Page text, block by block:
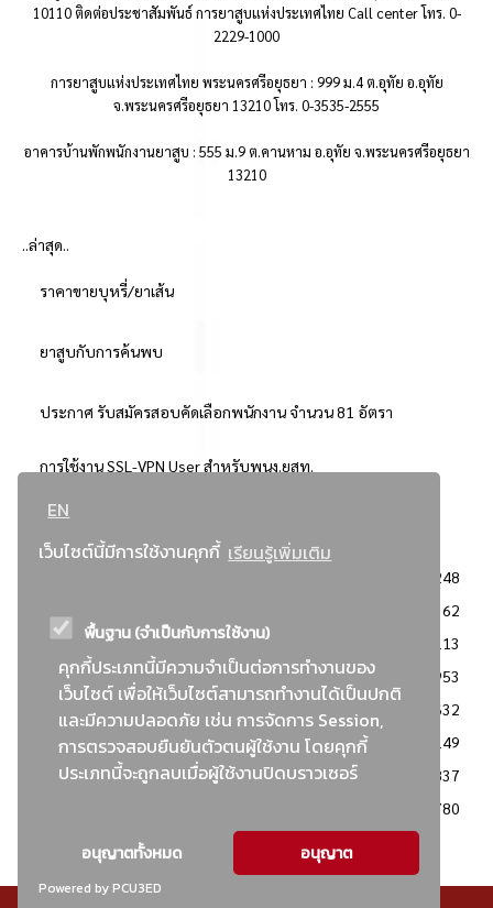
EN
เว็บไซต์นี้มีการใช้งานคุกกี้ เรียนรู้เพิ่มเติม
พื้นฐาน (จำเป็นกับการใช้งาน)
คุกกี้ประเภทนี้มีความจำเป็นต่อการทำงานของ
เว็บไซต์ เพื่อให้เว็บไซต์สามารถทำงานได้เป็นปกติ
และมีความปลอดภัย เช่น การจัดการ Session,
การตรวจสอบยืนยันตัวตนผู้ใช้งาน โดยคุกกี้
ประเภทนี้จะถูกลบเมื่อผู้ใช้งานปิดบราวเซอร์
อนุญาตทั้งหมด อนุญาต
Powered by PCU3ED
10110 ติดต่อประชาสัมพันธ์ การยาสูบแห่งประเทศไทย Call center โทร. 0-
2229-1000
การยาสูบแห่งประเทศไทย พระนครศรีอยุธยา : 999 ม.4 ต.อุทัย อ.อุทัย
จ.พระนครศรีอยุธยา 13210 โทร. 0-3535-2555
อาคารบ้านพักพนักงานยาสูบ : 555 ม.9 ต.คานหาม อ.อุทัย จ.พระนครศรีอยุธยา
13210
..ล่าสุด..
ราคาขายบุหรี่/ยาเส้น
ยาสูบกับการค้นพบ
ประกาศ รับสมัครสอบคัดเลือกพนักงาน จำนวน 81 อัตรา
การใช้งาน SSL-VPN User สำหรับพนง.ยสท.
..ยอดนิยม..
3248
2362
: วิธีเฉพาะเจาะจง
2113
ข่าวสาร/ประกาศ
1953
: เอกสารส่งเสริมความโปร่งใสในการจัดซื้อจัดจ้าง
1632
ข่าวสารจัดซื้อจัดจ้าง
1149
: แผนการจัดซื้อจัดจ้าง
837
780